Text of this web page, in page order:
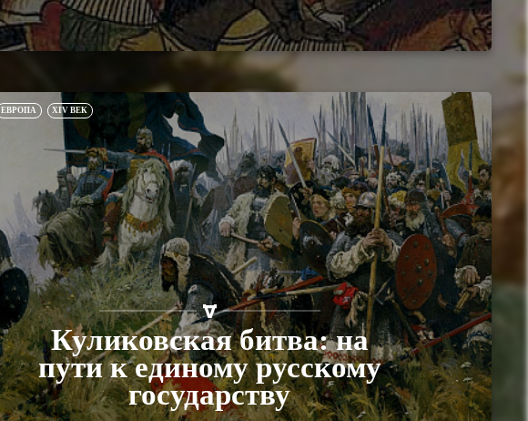
ЕВРОПА XIV ВЕК
Куликовская битва: на
пути к единому русскому
государству